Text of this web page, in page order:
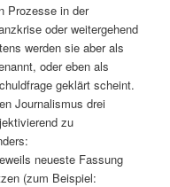
Prozesse in der
oder weitergehend
werden sie aber als
oder eben als
geklärt scheint.
Journalismus drei
zu
neueste Fassung
(zum Beispiel: